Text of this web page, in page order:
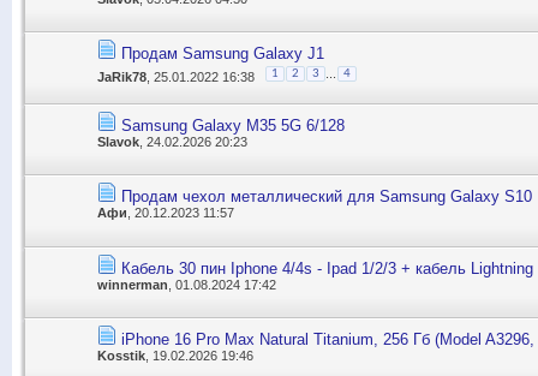
Продам Samsung Galaxy J1
JaRik78 , 25.01.2022 16:38 1 2 3 4
Samsung Galaxy M35 5G 6/128
Slavok , 24.02.2026 20:23
Продам чехол металлический для Samsung Galaxy S10
Афи , 20.12.2023 11:57
Кабель 30 пин Iphone 4/4s - Ipad 1/2/3 + кабель Lightning
winnerman , 01.08.2024 17:42
iPhone 16 Pro Max Natural Titanium, 256 Гб (Model
Kosstik , 19.02.2026 19:46